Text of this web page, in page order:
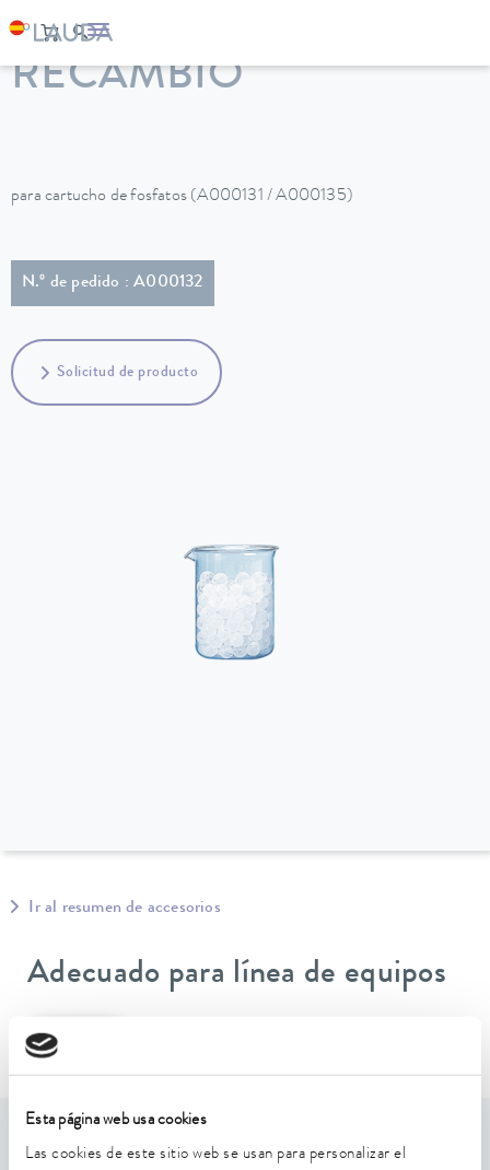
Esta página web usa cookies
Las cookies de este sitio web se usan para personalizar el
LAUDA Equipos de termorregulación
RECAMBIO
para cartucho de fosfatos (A000131 / A000135)
N.º de pedido : A000132
Solicitud de producto
Ir al resumen de accesorios
Adecuado para línea de equipos
Puridest
Características de rendimiento